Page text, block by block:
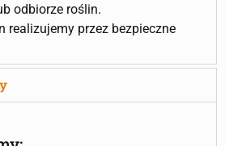
odbiorze roślin.
realizujemy przez bezpieczne